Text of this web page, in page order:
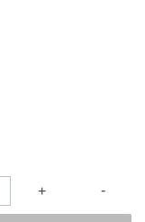
-
+